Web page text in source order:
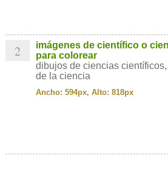
2
imágenes de científico o
para colorear
dibujos de ciencias
de la ciencia
Ancho: 594px, Alto: 818px